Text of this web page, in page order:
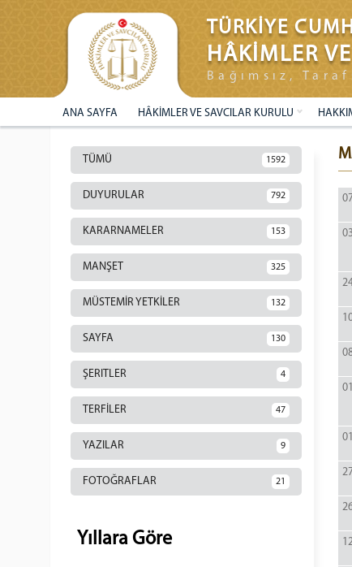
TÜRKİYE
HÂKİMLER
Bağımsız,
ANA SAYFA HÂKİMLER VE SAVCILAR KURULU
TÜMÜ 1592
DUYURULAR 792
KARARNAMELER 153
MANŞET 325
MÜSTEMİR YETKİLER 132
SAYFA 130
ŞERITLER 4
TERFİLER 47
YAZILAR 9
FOTOĞRAFLAR 21
Yıllara Göre